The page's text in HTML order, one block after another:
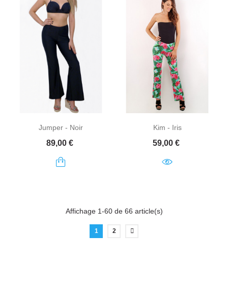
Jumper - Noir
Prix
89,00 €
Kim - Iris
Prix
59,00 €
Affichage 1-60 de 66 article(s)
1 2